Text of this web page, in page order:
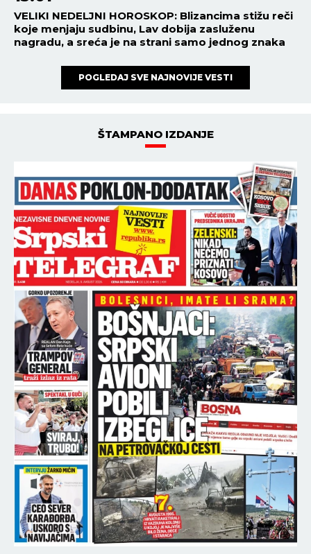
21:02 08.08.2026
Postoji doba dana kada žene
najlakše stižu do vrhunca:
razmišljaju o nečemu potpuno
KAKO OSTATI VERAN BOGU
KAD ŽIVOT POSTANE PREPUN
je najteže!
NAJNOVIJE NAJČITANIJE
15:18
HAPOEL POSLAO GLASNU PORUKU ZVEZDI!
Izraelci provocirali crveno-bele pred put u
Beograd
15:16
ZAPAD HOĆE DA UVUČE KOSOVO U NATO? Hitno
se oglasila MOSKVA!
15:06
Pravi BOSANSKI ČIMBUR sa mesom i jajima:
Starinsko jelo koje se sprema u jednom tiganju
(RECEPT)
15:03
PALO DRVO NA PLAŽI NA JADRANU, MEĐU
POVREĐENIMA I DECA! Horor na licu mesta
15:01
VELIKI NEDELJNI HOROSKOP: Blizancima stižu reči
koje menjaju sudbinu, Lav dobija zasluženu